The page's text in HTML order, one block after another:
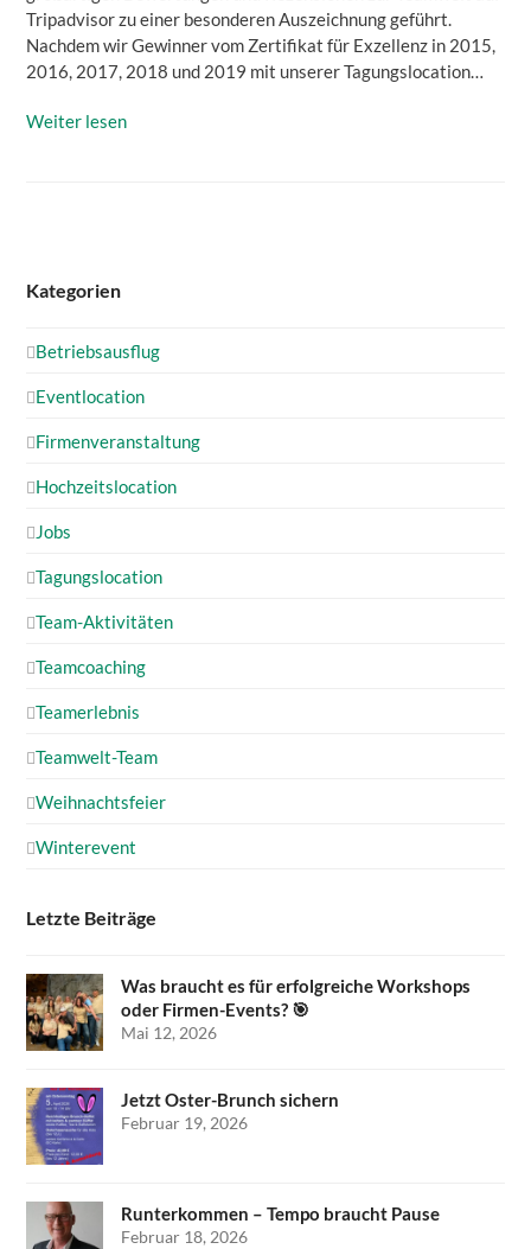
Tripadvisor zu einer besonderen Auszeichnung geführt.
Nachdem wir Gewinner vom Zertifikat für Exzellenz in 2015,
2016, 2017, 2018 und 2019 mit unserer Tagungslocation…
Weiter lesen
Kategorien
Betriebsausflug
Eventlocation
Firmenveranstaltung
Hochzeitslocation
Jobs
Tagungslocation
Team-Aktivitäten
Teamcoaching
Teamerlebnis
Teamwelt-Team
Weihnachtsfeier
Winterevent
Letzte Beiträge
Was braucht es für erfolgreiche Workshops
oder Firmen-Events? 🎯
Mai 12, 2026
Jetzt Oster-Brunch sichern
Februar 19, 2026
Runterkommen – Tempo braucht Pause
Februar 18, 2026